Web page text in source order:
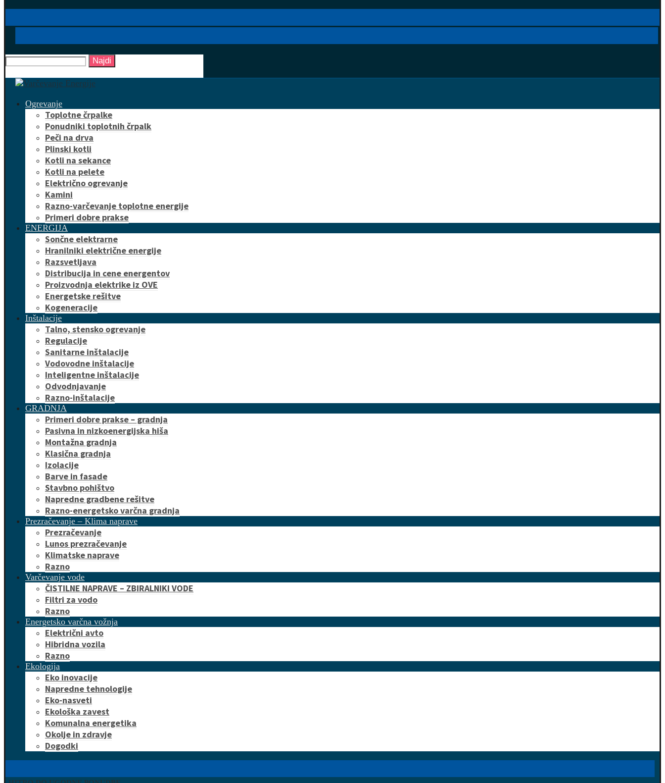
Najdi
Ogrevanje
Toplotne črpalke
Ponudniki toplotnih črpalk
Peči na drva
Plinski kotli
Kotli na sekance
Kotli na pelete
Električno ogrevanje
Kamini
Razno-varčevanje toplotne energije
Primeri dobre prakse
ENERGIJA
Sončne elektrarne
Hranilniki električne energije
Razsvetljava
Distribucija in cene energentov
Proizvodnja elektrike iz OVE
Energetske rešitve
Kogeneracije
Inštalacije
Talno, stensko ogrevanje
Regulacije
Sanitarne inštalacije
Vodovodne inštalacije
Inteligentne inštalacije
Odvodnjavanje
Razno-inštalacije
GRADNJA
Primeri dobre prakse – gradnja
Pasivna in nizkoenergijska hiša
Montažna gradnja
Klasična gradnja
Izolacije
Barve in fasade
Stavbno pohištvo
Napredne gradbene rešitve
Razno-energetsko varčna gradnja
Prezračevanje – Klima naprave
Prezračevanje
Lunos prezračevanje
Klimatske naprave
Razno
Varčevanje vode
ČISTILNE NAPRAVE – ZBIRALNIKI VODE
Filtri za vodo
Razno
Energetsko varčna vožnja
Električni avto
Hibridna vozila
Razno
Ekologija
Eko inovacije
Napredne tehnologije
Eko-nasveti
Ekološka zavest
Komunalna energetika
Okolje in zdravje
Dogodki